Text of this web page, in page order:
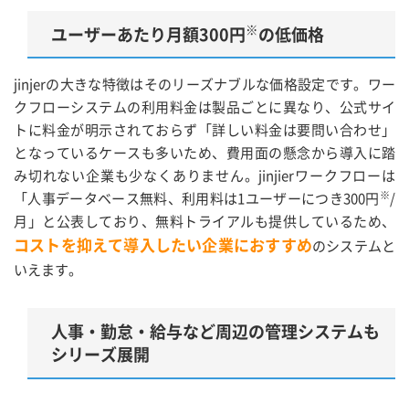
ユーザーあたり月額300円※の低価格
jinjerの大きな特徴はそのリーズナブルな価格設定です。ワー
クフローシステムの利用料金は製品ごとに異なり、公式サイ
トに料金が明示されておらず「詳しい料金は要問い合わせ」
となっているケースも多いため、費用面の懸念から導入に踏
み切れない企業も少なくありません。jinjierワークフローは
「人事データベース無料、利用料は1ユーザーにつき300円※/
月」と公表しており、無料トライアルも提供しているため、
コストを抑えて導入したい企業におすすめのシステムと
いえます。
人事・勤怠・給与など周辺の管理システムも
シリーズ展開